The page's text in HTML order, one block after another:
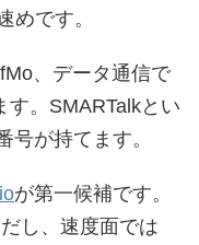
めです。
、データ通信で
す。SMARTalkとい
号が持てます。
が第一候補です。
し、速度面では